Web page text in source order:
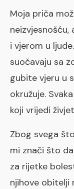
Moja priča
neizvjesnošću,
i vjerom u
suočavaju sa
gubite vjeru u
okružuje.
koji vrijedi
Zbog svega
mi znači što
za rijetke
njihove obitelji